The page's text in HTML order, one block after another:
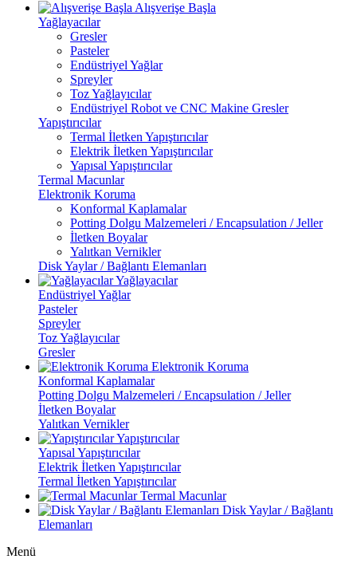
Alışverişe Başla
Yağlayacılar
Gresler
Pasteler
Endüstriyel Yağlar
Spreyler
Toz Yağlayıcılar
Endüstriyel Robot ve CNC Makine Gresler
Yapıştırıcılar
Termal İletken Yapıştırıcılar
Elektrik İletken Yapıştırıcılar
Yapısal Yapıştırıcılar
Termal Macunlar
Elektronik Koruma
Konformal Kaplamalar
Potting Dolgu Malzemeleri / Encapsulation / Jeller
İletken Boyalar
Yalıtkan Vernikler
Disk Yaylar / Bağlantı Elemanları
Yağlayacılar
Endüstriyel Yağlar
Pasteler
Spreyler
Toz Yağlayıcılar
Gresler
Elektronik Koruma
Konformal Kaplamalar
Potting Dolgu Malzemeleri / Encapsulation / Jeller
İletken Boyalar
Yalıtkan Vernikler
Yapıştırıcılar
Yapısal Yapıştırıcılar
Elektrik İletken Yapıştırıcılar
Termal İletken Yapıştırıcılar
Termal Macunlar
Disk Yaylar / Bağlantı
Elemanları
Menü